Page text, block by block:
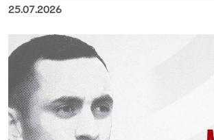
25.07.2026